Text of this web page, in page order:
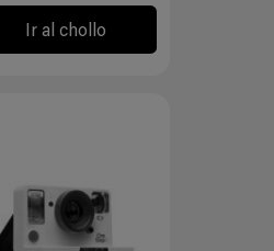
Ir al chollo